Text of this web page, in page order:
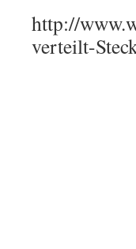
http://
verteilt-